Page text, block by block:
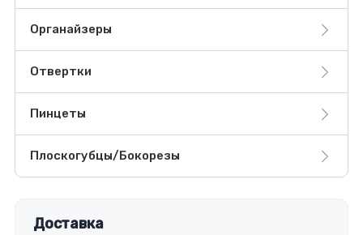
Органайзеры
Отвертки
Пинцеты
Плоскогубцы/Бокорезы
Доставка